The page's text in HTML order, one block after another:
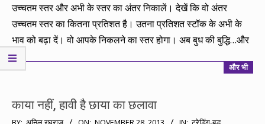
उच्चतम स्तर और अभी के स्तर का अंतर निकालें। देखें कि वो अंतर
उच्चतम स्तर का कितना प्रतिशत है। उतना प्रतिशत स्टॉक के अभी के
भाव को बढ़ा दें। वो आपके निकलने का स्तर होगा। अब बुध की बुद्धि…और
और भी
काया नहीं, हावी है छाया का छलावा
2013-